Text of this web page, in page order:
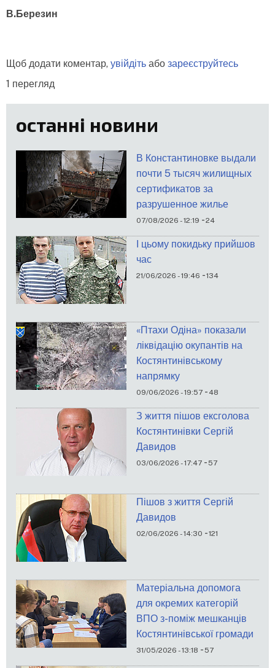
В.Березин
Щоб додати коментар, увійдіть або зареєструйтесь
1 перегляд
останні новини
В Константиновке выдали
почти 5 тысяч жилищных
сертификатов за
разрушенное жилье
07/08/2026 - 12:19 -24
І цьому покидьку прийшов
час
21/06/2026 - 19:46 -134
«Птахи Одіна» показали
ліквідацію окупантів на
Костянтинівському
напрямку
09/06/2026 - 19:57 - 48
З життя пішов ексголова
Костянтинівки Сергій
Давидов
03/06/2026 - 17:47 -57
Пішов з життя Сергій
Давидов
02/06/2026 - 14:30 -121
Матеріальна допомога
для окремих категорій
ВПО з-поміж мешканців
Костянтинівської громади
31/05/2026 - 13:18 -57